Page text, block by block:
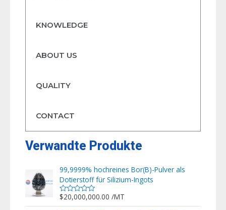
KNOWLEDGE
ABOUT US
QUALITY
CONTACT
Verwandte Produkte
99,9999% hochreines Bor(B)-Pulver als
Dotierstoff für Silizium-Ingots
Bewertet
mit
$20,000,000.00 /MT